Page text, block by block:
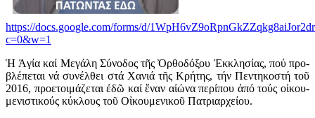
https://docs.google.com/forms/d/
c=0&w=1
Ἡ Ἁ­γί­α καί Με­γά­λη Σύ­νο­δος τῆς Ὀρ­θο­δό­ξου Ἐκ­κλη­σί­ας, πού προ­
βλέ­πε­ται νά συ­νέλ­θει στά Χα­νιά τῆς Κρή­της, τήν Πεν­τη­κο­στή τοῦ
2016, προ­ε­τοι­μά­ζε­ται ἐ­δῶ καί ἕ­ναν αἰ­ώ­να πε­ρί­που ἀ­πό τούς οἰ­κου­
με­νι­στι­κούς κύ­κλους τοῦ Οἰ­κου­με­νι­κοῦ Πα­τρι­αρ­χεί­ου.